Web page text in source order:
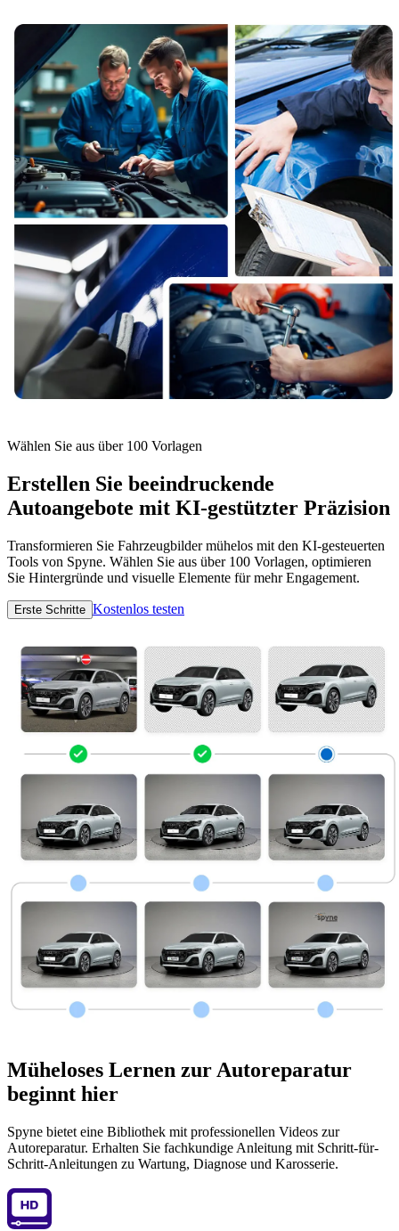
Wählen Sie aus über 100 Vorlagen
Erstellen Sie beeindruckende
Autoangebote mit KI-gestützter Präzision
Transformieren Sie Fahrzeugbilder mühelos mit den KI-gesteuerten
Tools von Spyne. Wählen Sie aus über 100 Vorlagen, optimieren
Sie Hintergründe und visuelle Elemente für mehr Engagement.
Erste Schritte Kostenlos testen
Müheloses Lernen zur Autoreparatur
beginnt hier
Spyne bietet eine Bibliothek mit professionellen Videos zur
Autoreparatur. Erhalten Sie fachkundige Anleitung mit Schritt-für-
Schritt-Anleitungen zu Wartung, Diagnose und Karosserie.